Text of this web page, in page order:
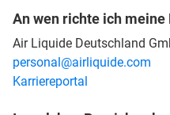
An wen richte ich meine
Air Liquide Deutschland
personal@airliquide.com
Karriereportal